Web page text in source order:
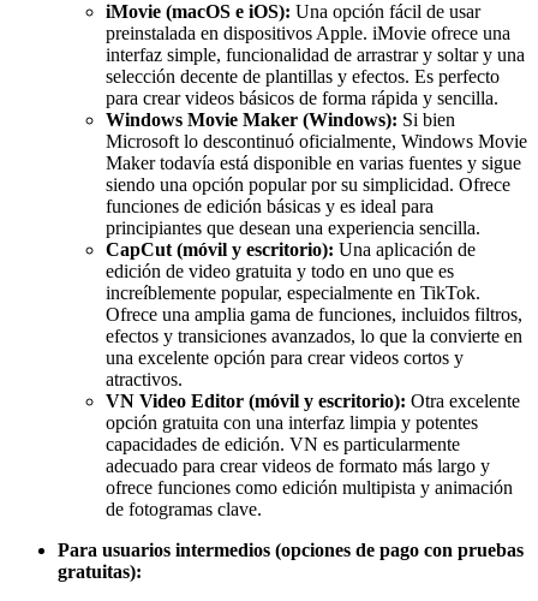
iMovie (macOS e iOS): Una opción fácil de usar
preinstalada en dispositivos Apple. iMovie ofrece una
interfaz simple, funcionalidad de arrastrar y soltar y una
selección decente de plantillas y efectos. Es perfecto
para crear videos básicos de forma rápida y sencilla.
Windows Movie Maker (Windows): Si bien
Microsoft lo descontinuó oficialmente, Windows Movie
Maker todavía está disponible en varias fuentes y sigue
siendo una opción popular por su simplicidad. Ofrece
funciones de edición básicas y es ideal para
principiantes que desean una experiencia sencilla.
CapCut (móvil y escritorio): Una aplicación de
edición de video gratuita y todo en uno que es
increíblemente popular, especialmente en TikTok.
Ofrece una amplia gama de funciones, incluidos filtros,
efectos y transiciones avanzados, lo que la convierte en
una excelente opción para crear videos cortos y
atractivos.
VN Video Editor (móvil y escritorio): Otra excelente
opción gratuita con una interfaz limpia y potentes
capacidades de edición. VN es particularmente
adecuado para crear videos de formato más largo y
ofrece funciones como edición multipista y animación
de fotogramas clave.
Para usuarios intermedios (opciones de pago con pruebas
gratuitas):